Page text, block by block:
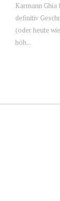
Karmann Ghia
definitiv
(oder heute
höh...